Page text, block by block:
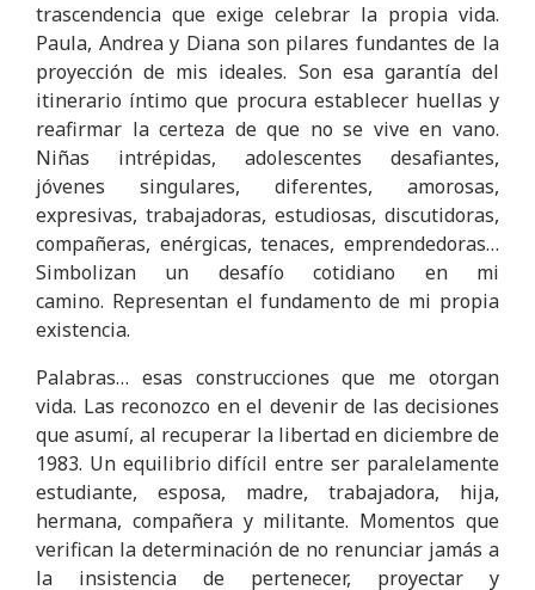
trascendencia que exige celebrar la propia vida.
Paula, Andrea y Diana son pilares fundantes de la
proyección de mis ideales. Son esa garantía del
itinerario íntimo que procura establecer huellas y
reafirmar la certeza de que no se vive en vano.
Niñas intrépidas, adolescentes desafiantes,
jóvenes singulares, diferentes, amorosas,
expresivas, trabajadoras, estudiosas, discutidoras,
compañeras, enérgicas, tenaces, emprendedoras…
Simbolizan un desafío cotidiano en mi
camino. Representan el fundamento de mi propia
existencia.
Palabras… esas construcciones que me otorgan
vida. Las reconozco en el devenir de las decisiones
que asumí, al recuperar la libertad en diciembre de
1983. Un equilibrio difícil entre ser paralelamente
estudiante, esposa, madre, trabajadora, hija,
hermana, compañera y militante. Momentos que
verifican la determinación de no renunciar jamás a
la insistencia de pertenecer, proyectar y